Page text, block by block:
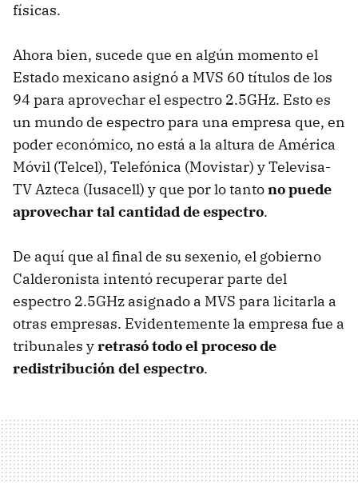
físicas.
Ahora bien, sucede que en algún momento el
Estado mexicano asignó a MVS 60 títulos de los
94 para aprovechar el espectro 2.5GHz. Esto es
un mundo de espectro para una empresa que, en
poder económico, no está a la altura de América
Móvil (Telcel), Telefónica (Movistar) y Televisa-
TV Azteca (Iusacell) y que por lo tantono puede
aprovechar tal cantidad de espectro.
De aquí que al final de su sexenio, el gobierno
Calderonista intentó recuperar parte del
espectro 2.5GHz asignado a MVS para licitarla a
otras empresas. Evidentemente la empresa fue a
tribunales yretrasó todo el proceso de
redistribución del espectro.